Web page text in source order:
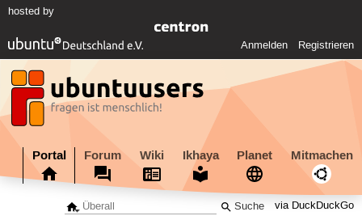
hosted by
Anmelden Registrieren
Portal Forum Wiki Ikhaya Planet Mitmachen
via DuckDuckGo